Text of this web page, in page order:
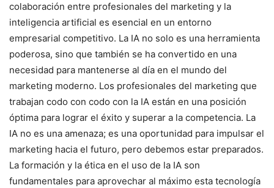
colaboración entre profesionales del marketing y la
inteligencia artificial es esencial en un entorno
empresarial competitivo. La IA no solo es una herramienta
poderosa, sino que también se ha convertido en una
necesidad para mantenerse al día en el mundo del
marketing moderno. Los profesionales del marketing que
trabajan codo con codo con la IA están en una posición
óptima para lograr el éxito y superar a la competencia. La
IA no es una amenaza; es una oportunidad para impulsar el
marketing hacia el futuro, pero debemos estar preparados.
La formación y la ética en el uso de la IA son
fundamentales para aprovechar al máximo esta tecnología